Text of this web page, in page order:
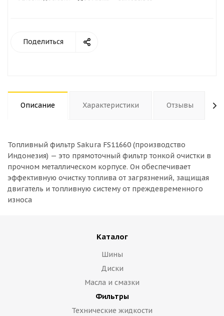
Поделиться
Описание Характеристики Отзывы
Топливный фильтр Sakura FS11660 (производство
Индонезия) — это прямоточный фильтр тонкой очистки в
прочном металлическом корпусе. Он обеспечивает
эффективную очистку топлива от загрязнений, защищая
двигатель и топливную систему от преждевременного
износа
Каталог
Шины
Диски
Масла и смазки
Фильтры
Технические жидкости